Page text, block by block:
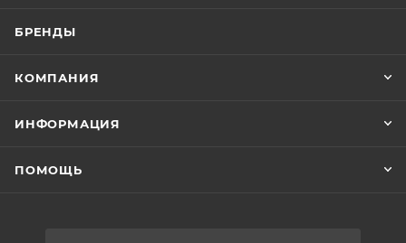
БРЕНДЫ
КОМПАНИЯ
ИНФОРМАЦИЯ
ПОМОЩЬ